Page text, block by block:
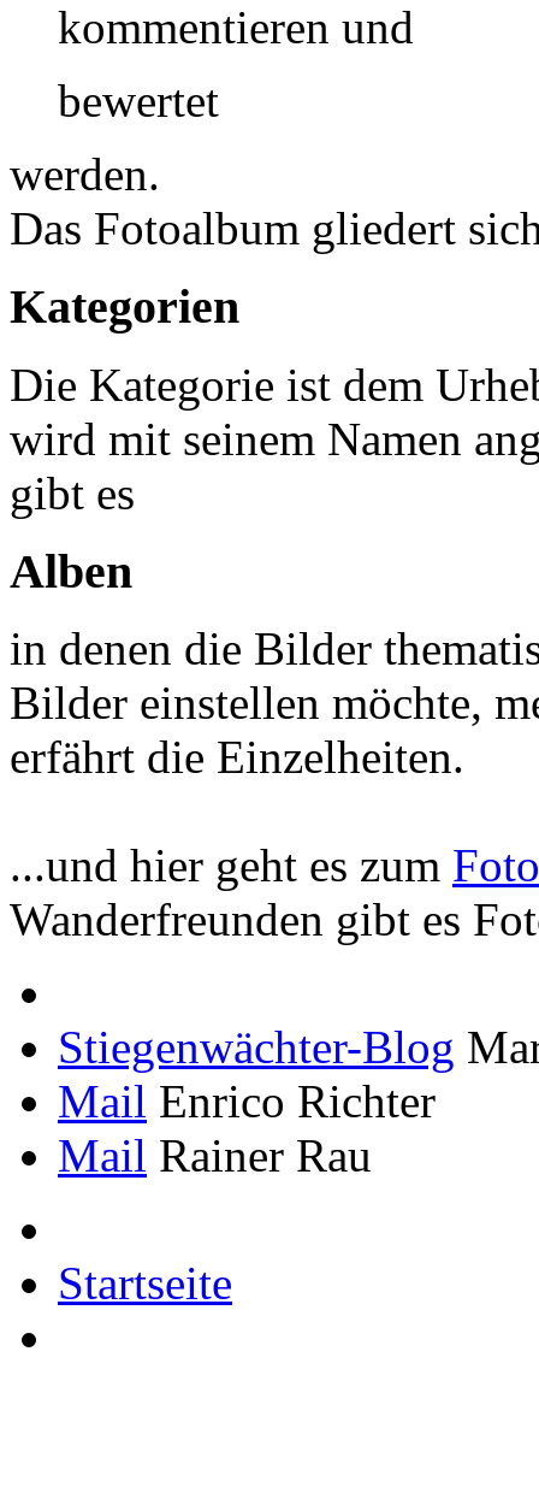
kommentieren und
bewertet
werden.
Das Fotoalbum gliedert
Kategorien
Die Kategorie ist dem
wird mit seinem Namen
gibt es
Alben
in denen die Bilder
Bilder einstellen möchte,
erfährt die Einzelheiten.
...und hier geht es zum
Wanderfreunden gibt es
Stiegenwächter-Blog
Mail Enrico Richter
Mail Rainer Rau
Startseite